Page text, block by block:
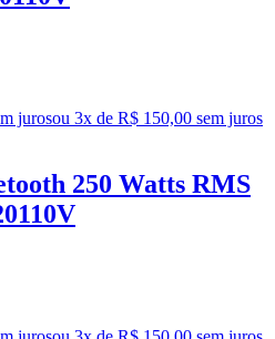
jurosou 3x de R$ 150,00 sem juros
250 Watts RMS